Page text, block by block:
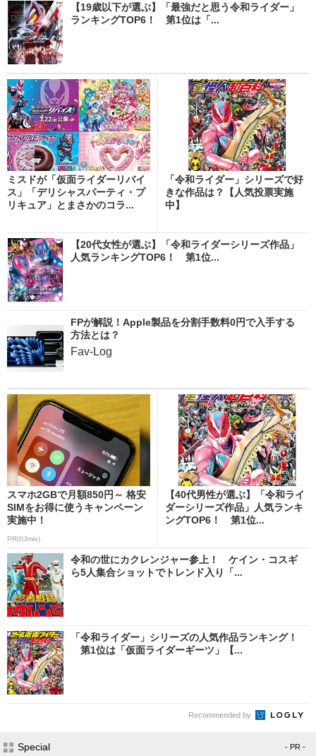
【19歳以下が選ぶ】「最強だと思う令和ライダー」
ランキングTOP6！ 第1位は「...
ミスドが「仮面ライダーリバイ
ス」「デリシャスパーティ・プ
リキュア」とまさかのコラ...
「令和ライダー」シリーズで好
きな作品は？【人気投票実施
中】
【20代女性が選ぶ】「令和ライダーシリーズ作品」
人気ランキングTOP6！ 第1位...
FPが解説！Apple製品を分割手数料0円で入手する
方法とは？
Fav-Log
スマホ2GBで月額850円～ 格安
SIMをお得に使うキャンペーン
実施中！
PR(IIJmio)
【40代男性が選ぶ】「令和ライ
ダーシリーズ作品」人気ランキ
ングTOP6！ 第1位...
令和の世にカクレンジャー参上！ ケイン・コスギ
ら5人集合ショットでトレンド入り「...
「令和ライダー」シリーズの人気作品ランキング！
第1位は「仮面ライダーギーツ」【...
Recommended by
Special - PR -